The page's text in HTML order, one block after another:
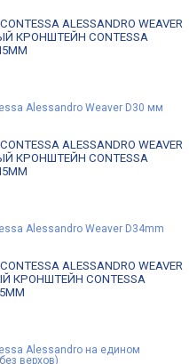
ALESSANDRO WEAVER
КРОНШТЕЙН CONTESSA
ALESSANDRO WEAVER
КРОНШТЕЙН CONTESSA
ALESSANDRO WEAVER
CONTESSA